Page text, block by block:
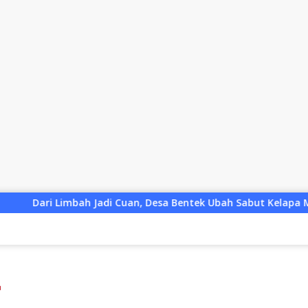
Desa Bentek Ubah Sabut Kelapa Menjadi Peluang UMKM